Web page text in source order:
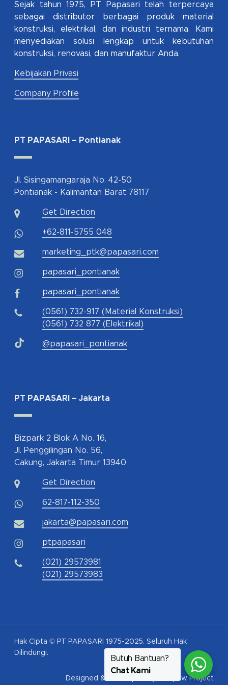
Sejak tahun 1975, PT Papasari telah terpercaya
sebagai distributor berbagai produk material
konstruksi, elektrikal, dan industri ternama. Kami
menyediakan solusi lengkap untuk kebutuhan
konstruksi, renovasi, dan manufaktur Anda.
Kebijakan Privasi
Company Profile
PT PAPASARI – Pontianak
Jl. Sisingamangaraja No. 42-50
Pontianak - Kalimantan Barat 78117
Get Direction
+62-811-5755 048
marketing_ptk@papasari.com
papasari_pontianak
papasari_pontianak
(0561) 732-917 (Material Konstruksi)
(0561) 732 877 (Elektrikal)
@papasari_pontianak
PT PAPASARI – Jakarta
Bizpark 2 Blok A No. 16,
Jl. Penggilingan No. 56,
Cakung, Jakarta Timur 13940
Get Direction
62-817-112-350
jakarta@papasari.com
ptpapasari
(021) 29573981
(021) 29573983
Hak Cipta © PT PAPASARI 1975-2025. Seluruh Hak
Dilindungi.
Designed & Developed by Pawpaw Project
Butuh Bantuan?
Chat Kami